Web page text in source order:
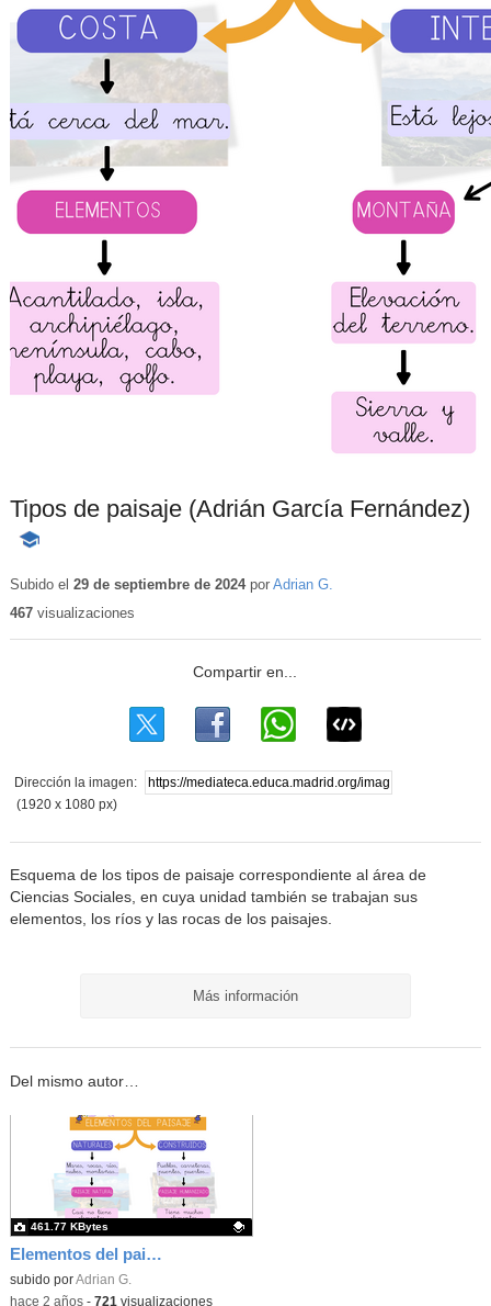
Tipos de paisaje (Adrián García Fernández)
-
educativo
Subido el 29 de septiembre de 2024por Adrian G.
467visualizaciones
Dirección la imagen:
(1920 x 1080 px)
Esquema de los tipos de paisaje correspondiente al área de
Ciencias Sociales, en cuya unidad también se trabajan sus
elementos, los ríos y las rocas de los paisajes.
Más información
Del mismo autor…
Elementos del paisaje (Adrián García Fernández)
Contenido educativo.
subido porAdrian G.
461.77 KBytes
-hace 2 años- 721 visualizaciones